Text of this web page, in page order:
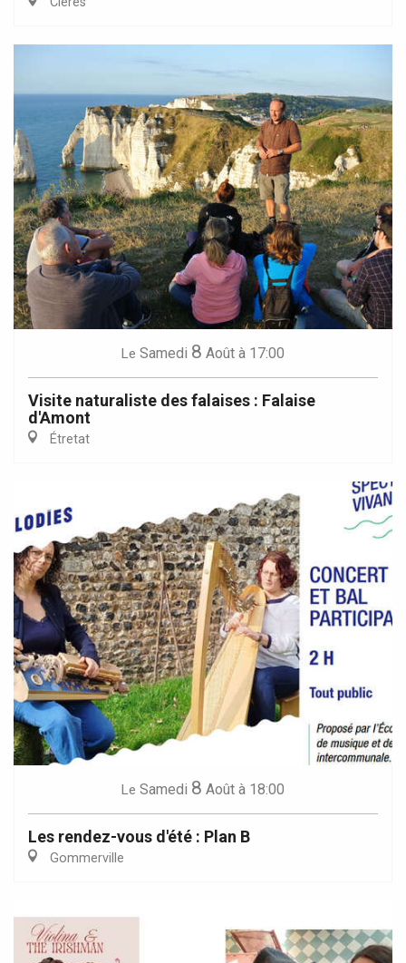
Le Samedi 8 Août à 17:00
Visite naturaliste des falaises : Falaise
d'Amont
Étretat
Le Samedi 8 Août à 18:00
Les rendez-vous d'été : Plan B
Gommerville